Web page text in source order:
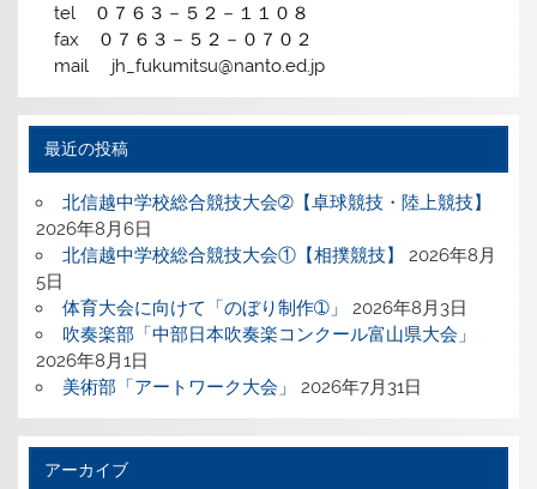
tel ０７６３－５２－１１０８
fax ０７６３－５２－０７０２
mail jh_fukumitsu@nanto.ed.jp
最近の投稿
北信越中学校総合競技大会➁【卓球競技・陸上競技】
2026年8月6日
北信越中学校総合競技大会①【相撲競技】
2026年8月
5日
体育大会に向けて「のぼり制作➀」
2026年8月3日
吹奏楽部「中部日本吹奏楽コンクール富山県大会」
2026年8月1日
美術部「アートワーク大会」
2026年7月31日
アーカイブ